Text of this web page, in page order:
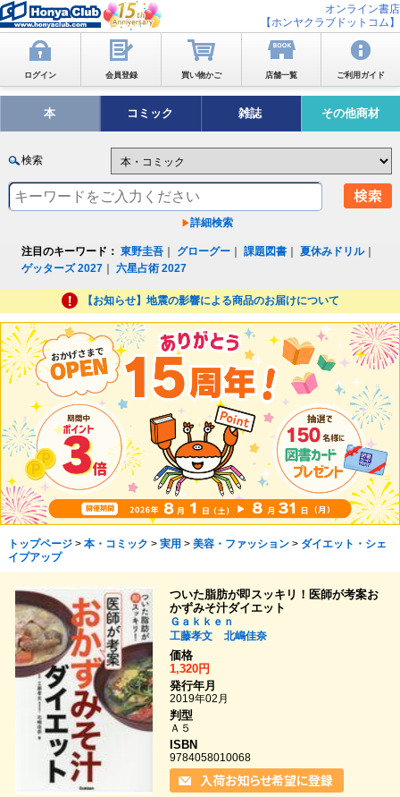
オンライン書店
【ホンヤクラブドットコム】
ログイン 会員登録 買い物かご 店舗一覧 ご利用ガイド
本 コミック 雑誌 その他商材
検索
詳細検索
注目のキーワード： 東野圭吾 グローグー ｜課題図書 ｜夏休みドリル｜
ゲッターズ 2027 ｜六星占術 2027
【お知らせ】地震の影響による商品のお届けについて
トップページ> 本・コミック > 実用 > 美容・ファッション> ダイエット・シェ
イプアップ
ついた脂肪が即スッキリ！医師が考案お
かずみそ汁ダイエット
Ｇａｋｋｅｎ
工藤孝文
北嶋佳奈
価格
1,320円
発行年月
2019年02月
判型
Ａ５
ISBN
9784058010068